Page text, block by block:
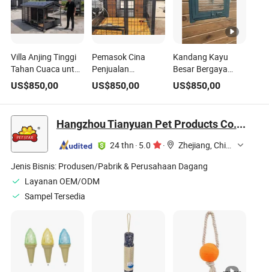
Villa Anjing Tinggi
Tahan Cuaca untuk
Anjing Sedang dan
Besar
US$850,00
Pemasok Cina
Penjualan
Langsung Semua
Ukuran Semua
Musim Rumah
Anjing Kayu Padat
Tahan Air dan
Terisolasi dengan
Ventilasi Mewah
Modern
US$850,00
Kandang Kayu
Besar Bergaya
Country Amerika
Tahan Hujan
Musim Semua
dengan Pintu
Anjing Peliharaan
US$850,00
Hangzhou Tianyuan Pet Products Co., Ltd.
24 thn · 5.0 ·
Zhejiang, China
Jenis Bisnis: Produsen/Pabrik & Perusahaan Dagang
Layanan OEM/ODM
Sampel Tersedia